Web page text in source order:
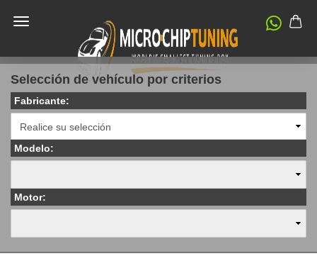
Selección de vehículo por criterios
Fabricante:
Modelo:
Motor: